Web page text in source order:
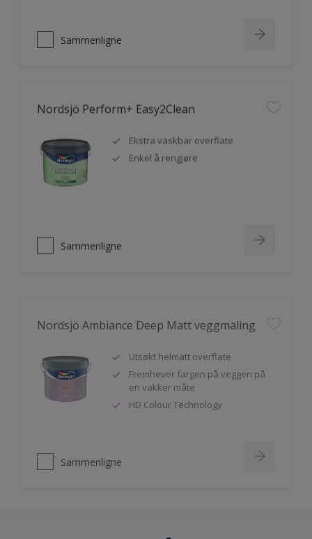
Sammenligne
Nordsjö Perform+ Easy2Clean
Ekstra vaskbar overflate
Enkel å rengjøre
Sammenligne
Fremhever fargen på veggen på
en vakker måte
HD Colour Technology